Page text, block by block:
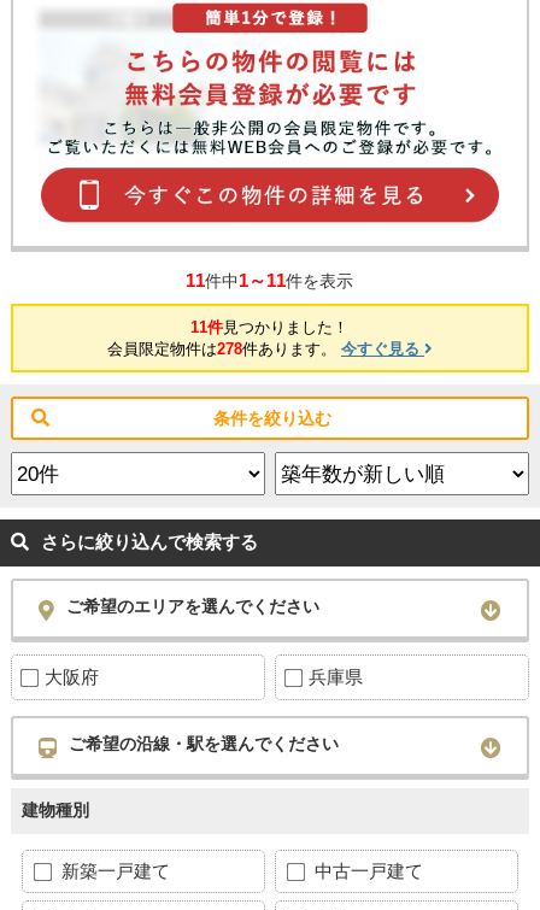
11件中1～11件を表示
11件見つかりました！
会員限定物件は278件あります。 今すぐ見る
条件を絞り込む
さらに絞り込んで検索する
ご希望のエリアを選んでください
大阪府 兵庫県
ご希望の沿線・駅を選んでください
建物種別
新築一戸建て 中古一戸建て